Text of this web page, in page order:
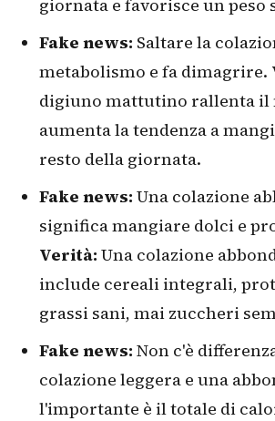
giornata e favorisce un peso
Fake news: Saltare la
metabolismo e fa dimagrire.
digiuno mattutino rallenta il
aumenta la tendenza a
resto della giornata.
Fake news: Una colazione
significa mangiare dolci e
Verità: Una colazione
include cereali integrali,
grassi sani, mai zuccheri
Fake news: Non c'è
colazione leggera e una
l'importante è il totale di